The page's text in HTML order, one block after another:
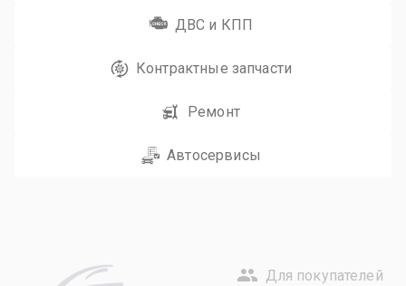
ДВС и КПП
Контрактные запчасти
Ремонт
Автосервисы
Для покупателей